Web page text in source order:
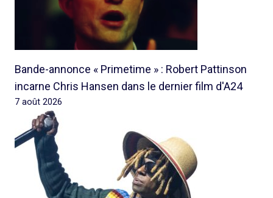
Bande-annonce « Primetime » : Robert Pattinson
incarne Chris Hansen dans le dernier film d'A24
7 août 2026